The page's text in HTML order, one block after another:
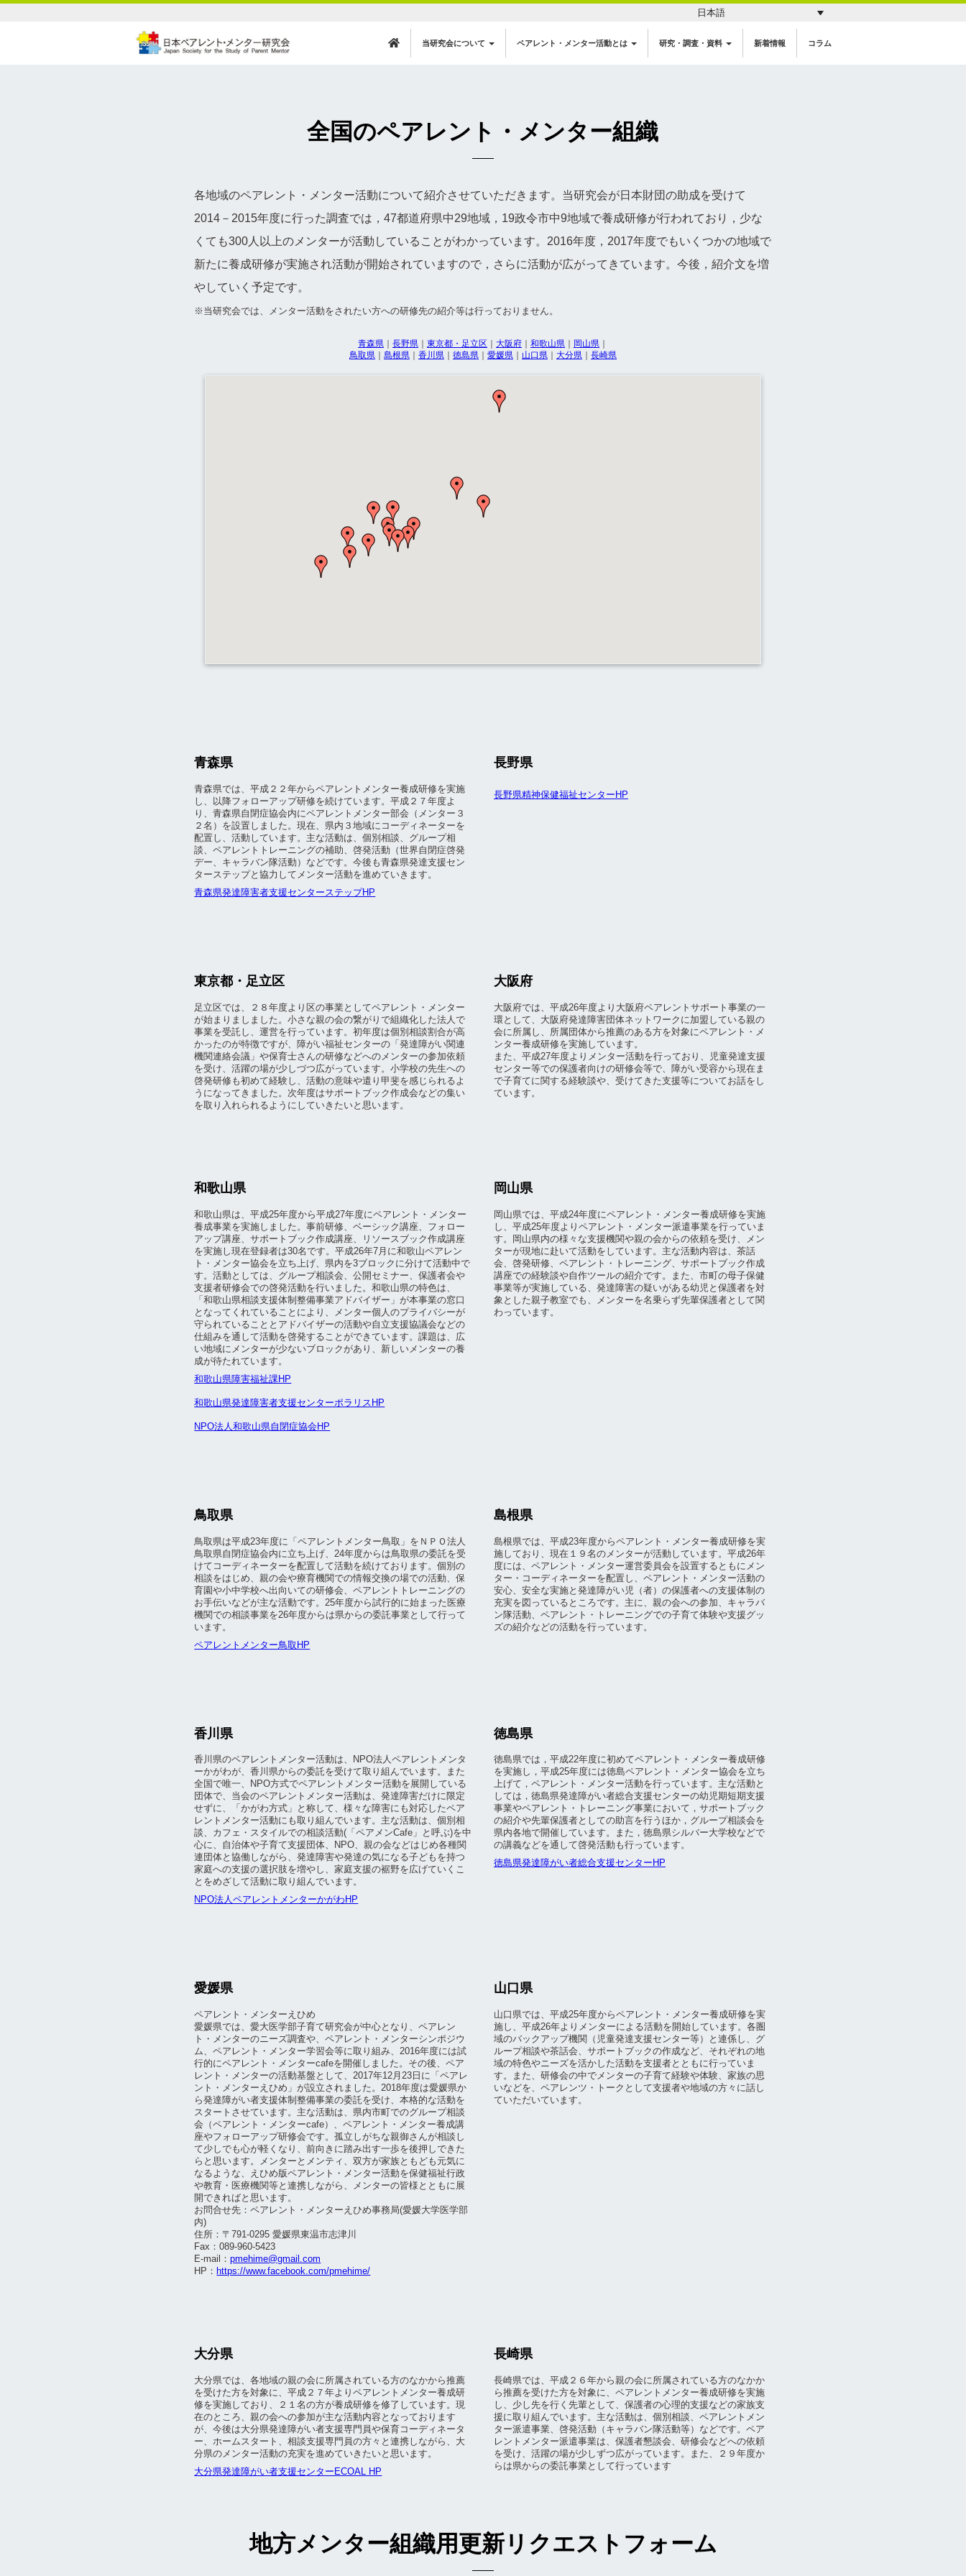
日本語
当研究会について ペアレント・メンター活動とは 研究・調査・資料 新着情報 コラム
全国のペアレント・メンター組織
各地域のペアレント・メンター活動について紹介させていただきます。当研究会が日本財団の助成を受けて
2014－2015年度に行った調査では，47都道府県中29地域，19政令市中9地域で養成研修が行われており，少な
くても300人以上のメンターが活動していることがわかっています。2016年度，2017年度でもいくつかの地域で
新たに養成研修が実施され活動が開始されていますので，さらに活動が広がってきています。今後，紹介文を増
やしていく予定です。
※当研究会では、メンター活動をされたい方への研修先の紹介等は行っておりません。
青森県｜ 長野県｜ 東京都・足立区 大阪府｜ 和歌山県｜ 岡山県｜
鳥取県｜ 島根県｜ 香川県｜ 徳島県｜ 愛媛県｜ 山口県｜ 大分県｜ 長崎県
青森県
青森県では、平成２２年からペアレントメンター養成研修を実施
し、以降フォローアップ研修を続けています。平成２７年度よ
り、青森県自閉症協会内にペアレントメンター部会（メンター３
２名）を設置しました。現在、県内３地域にコーディネーターを
配置し、活動しています。主な活動は、個別相談、グループ相
談、ペアレントトレーニングの補助、啓発活動（世界自閉症啓発
デー、キャラバン隊活動）などです。今後も青森県発達支援セン
ターステップと協力してメンター活動を進めていきます。
青森県発達障害者支援センターステップHP
長野県
長野県精神保健福祉センターHP
東京都・足立区
足立区では、２８年度より区の事業としてペアレント・メンター
が始まりましました。小さな親の会の繋がりで組織化した法人で
事業を受託し、運営を行っています。初年度は個別相談割合が高
かったのが特徴ですが、障がい福祉センターの「発達障がい関連
機関連絡会議」や保育士さんの研修などへのメンターの参加依頼
を受け、活躍の場が少しづつ広がっています。小学校の先生への
啓発研修も初めて経験し、活動の意味や遣り甲斐を感じられるよ
うになってきました。次年度はサポートブック作成会などの集い
を取り入れられるようにしていきたいと思います。
大阪府
大阪府では、平成26年度より大阪府ペアレントサポート事業の一
環として、大阪府発達障害団体ネットワークに加盟している親の
会に所属し、所属団体から推薦のある方を対象にペアレント・メ
ンター養成研修を実施しています。
また、平成27年度よりメンター活動を行っており、児童発達支援
センター等での保護者向けの研修会等で、障がい受容から現在ま
で子育てに関する経験談や、受けてきた支援等についてお話をし
ています。
和歌山県
和歌山県は、平成25年度から平成27年度にペアレント・メンター
養成事業を実施しました。事前研修、ベーシック講座、フォロー
アップ講座、サポートブック作成講座、リソースブック作成講座
を実施し現在登録者は30名です。平成26年7月に和歌山ペアレン
ト・メンター協会を立ち上げ、県内を3ブロックに分けて活動中で
す。活動としては、グループ相談会、公開セミナー、保護者会や
支援者研修会での啓発活動を行いました。和歌山県の特色は、
「和歌山県相談支援体制整備事業アドバイザー」が本事業の窓口
となってくれていることにより、メンター個人のプライバシーが
守られていることとアドバイザーの活動や自立支援協議会などの
仕組みを通して活動を啓発することができています。課題は、広
い地域にメンターが少ないブロックがあり、新しいメンターの養
成が待たれています。
和歌山県障害福祉課HP
和歌山県発達障害者支援センターポラリスHP
NPO法人和歌山県自閉症協会HP
岡山県
岡山県では、平成24年度にペアレント・メンター養成研修を実施
し、平成25年度よりペアレント・メンター派遣事業を行っていま
す。岡山県内の様々な支援機関や親の会からの依頼を受け、メン
ターが現地に赴いて活動をしています。主な活動内容は、茶話
会、啓発研修、ペアレント・トレーニング、サポートブック作成
講座での経験談や自作ツールの紹介です。また、市町の母子保健
事業等が実施している、発達障害の疑いがある幼児と保護者を対
象とした親子教室でも、メンターを名乗らず先輩保護者として関
わっています。
鳥取県
鳥取県は平成23年度に「ペアレントメンター鳥取」をＮＰＯ法人
鳥取県自閉症協会内に立ち上げ、24年度からは鳥取県の委託を受
けてコーディネーターを配置して活動を続けております。個別の
相談をはじめ、親の会や療育機関での情報交換の場での活動、保
育園や小中学校へ出向いての研修会、ペアレントトレーニングの
お手伝いなどが主な活動です。25年度から試行的に始まった医療
機関での相談事業を26年度からは県からの委託事業として行って
います。
ペアレントメンター鳥取HP
島根県
島根県では、平成23年度からペアレント・メンター養成研修を実
施しており、現在１９名のメンターが活動しています。平成26年
度には、ペアレント・メンター運営委員会を設置するともにメン
ター・コーディネーターを配置し、ペアレント・メンター活動の
安心、安全な実施と発達障がい児（者）の保護者への支援体制の
充実を図っているところです。主に、親の会への参加、キャラバ
ン隊活動、ペアレント・トレーニングでの子育て体験や支援グッ
ズの紹介などの活動を行っています。
香川県
香川県のペアレントメンター活動は、NPO法人ペアレントメンタ
ーかがわが、香川県からの委託を受けて取り組んでいます。また
全国で唯一、NPO方式でペアレントメンター活動を展開している
団体で、当会のペアレントメンター活動は、発達障害だけに限定
せずに、「かがわ方式」と称して、様々な障害にも対応したペア
レントメンター活動にも取り組んでいます。主な活動は、個別相
談、カフェ・スタイルでの相談活動(「ペアメンCafe」と呼ぶ)を中
心に、自治体や子育て支援団体、NPO、親の会などはじめ各種関
連団体と協働しながら、発達障害や発達の気になる子どもを持つ
家庭への支援の選択肢を増やし、家庭支援の裾野を広げていくこ
とをめざして活動に取り組んでいます。
NPO法人ペアレントメンターかがわHP
徳島県
徳島県では，平成22年度に初めてペアレント・メンター養成研修
を実施し，平成25年度には徳島ペアレント・メンター協会を立ち
上げて，ペアレント・メンター活動を行っています。主な活動と
しては，徳島県発達障がい者総合支援センターの幼児期短期支援
事業やペアレント・トレーニング事業において，サポートブック
の紹介や先輩保護者としての助言を行うほか，グループ相談会を
県内各地で開催しています。また，徳島県シルバー大学校などで
の講義などを通して啓発活動も行っています。
徳島県発達障がい者総合支援センターHP
愛媛県
ペアレント・メンターえひめ
愛媛県では、愛大医学部子育て研究会が中心となり、ペアレン
ト・メンターのニーズ調査や、ペアレント・メンターシンポジウ
ム、ペアレント・メンター学習会等に取り組み、2016年度には試
行的にペアレント・メンターcafeを開催しました。その後、ペア
レント・メンターの活動基盤として、2017年12月23日に「ペアレ
ント・メンターえひめ」が設立されました。2018年度は愛媛県か
ら発達障がい者支援体制整備事業の委託を受け、本格的な活動を
スタートさせています。主な活動は、県内市町でのグループ相談
会（ペアレント・メンターcafe）、ペアレント・メンター養成講
座やフォローアップ研修会です。孤立しがちな親御さんが相談し
て少しでも心が軽くなり、前向きに踏み出す一歩を後押しできた
らと思います。メンターとメンティ、双方が家族ともども元気に
なるような、えひめ版ペアレント・メンター活動を保健福祉行政
や教育・医療機関等と連携しながら、メンターの皆様とともに展
開できればと思います。
お問合せ先：ペアレント・メンターえひめ事務局(愛媛大学医学部
内)
住所：〒791-0295 愛媛県東温市志津川
Fax：089-960-5423
E-mail：pmehime@gmail.com
HP： https://www.facebook.com/pmehime/
山口県
山口県では、平成25年度からペアレント・メンター養成研修を実
施し、平成26年よりメンターによる活動を開始しています。各圏
域のバックアップ機関（児童発達支援センター等）と連係し、グ
ループ相談や茶話会、サポートブックの作成など、それぞれの地
域の特色やニーズを活かした活動を支援者とともに行っていま
す。また、研修会の中でメンターの子育て経験や体験、家族の思
いなどを、ペアレンツ・トークとして支援者や地域の方々に話し
ていただいています。
大分県
大分県では、各地域の親の会に所属されている方のなかから推薦
を受けた方を対象に、平成２７年よりペアレントメンター養成研
修を実施しており、２１名の方が養成研修を修了しています。現
在のところ、親の会への参加が主な活動内容となっております
が、今後は大分県発達障がい者支援専門員や保育コーディネータ
ー、ホームスタート、相談支援専門員の方々と連携しながら、大
分県のメンター活動の充実を進めていきたいと思います。
大分県発達障がい者支援センターECOAL HP
長崎県
長崎県では、平成２６年から親の会に所属されている方のなかか
ら推薦を受けた方を対象に、ペアレントメンター養成研修を実施
し、少し先を行く先輩として、保護者の心理的支援などの家族支
援に取り組んでいます。主な活動は、個別相談、ペアレントメン
ター派遣事業、啓発活動（キャラバン隊活動等）などです。ペア
レントメンター派遣事業は、保護者懇談会、研修会などへの依頼
を受け、活躍の場が少しずつ広がっています。また、２９年度か
らは県からの委託事業として行っています
地方メンター組織用更新リクエストフォーム